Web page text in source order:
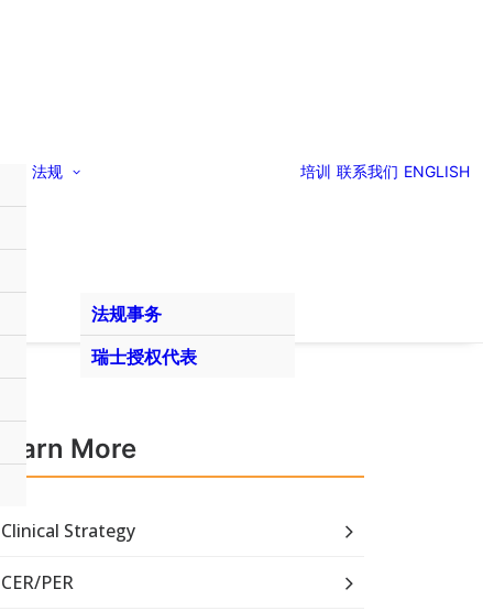
法规
法规事务
瑞士授权代表
培训 联系我们 ENGLISH
Learn More
Clinical Strategy
CER/PER